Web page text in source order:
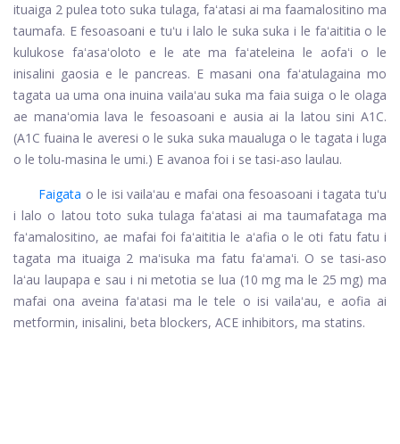
ituaiga 2 pulea toto suka tulaga, faʻatasi ai ma faamalositino ma
taumafa. E fesoasoani e tuʻu i lalo le suka suka i le faʻaititia o le
kulukose faʻasaʻoloto e le ate ma faʻateleina le aofaʻi o le
inisalini gaosia e le pancreas. E masani ona faʻatulagaina mo
tagata ua uma ona inuina vailaʻau suka ma faia suiga o le olaga
ae manaʻomia lava le fesoasoani e ausia ai la latou sini A1C.
(A1C fuaina le averesi o le suka suka maualuga o le tagata i luga
o le tolu-masina le umi.) E avanoa foi i se tasi-aso laulau.
Faigata o le isi vailaʻau e mafai ona fesoasoani i tagata tuʻu
i lalo o latou toto suka tulaga faʻatasi ai ma taumafataga ma
faʻamalositino, ae mafai foi faʻaititia le aʻafia o le oti fatu fatu i
tagata ma ituaiga 2 maʻisuka ma fatu faʻamaʻi. O se tasi-aso
laʻau laupapa e sau i ni metotia se lua (10 mg ma le 25 mg) ma
mafai ona aveina faʻatasi ma le tele o isi vailaʻau, e aofia ai
metformin, inisalini, beta blockers, ACE inhibitors, ma statins.